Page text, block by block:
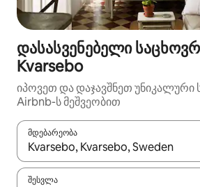
დასასვენებელი
Kvarsebo
იპოვეთ და დაჯავშნეთ უნიკალური
Airbnb-ს მეშვეობით
მდებარეობა
როცა შედეგები ხელმისაწვდომი
შესვლა